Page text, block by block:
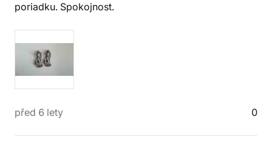
poriadku. Spokojnost.
před 6 lety 0